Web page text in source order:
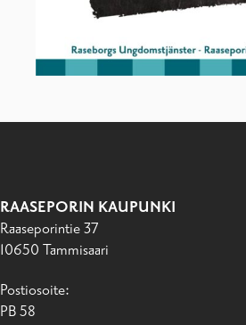
RAASEPORIN KAUPUNKI
Raaseporintie 37
10650 Tammisaari
Postiosoite:
PB 58